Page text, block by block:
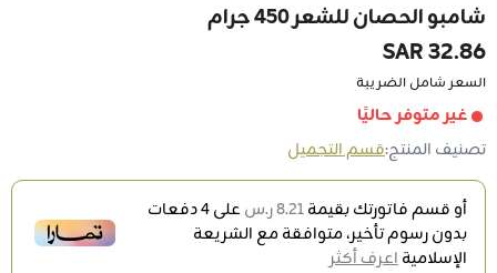
شامبو الحصان للشعر 450 جرام
32.86 SAR
السعر شامل الضريبة
غير متوفر حاليًا
تصنيف المنتج:قسم التجميل
أو قسم فاتورتك بقيمة8.21 ر.س على4دفعات
بدون رسوم تأخير، متوافقة مع الشريعة
الإسلاميةاعرف أكثر